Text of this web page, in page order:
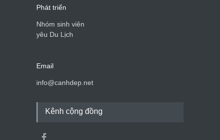
Phát triển
Nhóm sinh viên
yêu Du Lịch
Email
info@canhdep.net
Kênh cộng đồng